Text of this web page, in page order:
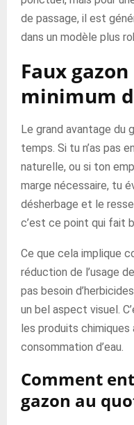
de passage, il est
dans un modèle plus
Faux
minimum
Le grand avantage du
temps. Si tu n’as pas
naturelle, ou si ton
marge nécessaire, tu
désherbage et le
c’est ce point qui fait
Ce que cela implique
réduction de l’usage
pas besoin
un bel aspect visuel.
les produits
consommation d’eau.
Comment
gazon au